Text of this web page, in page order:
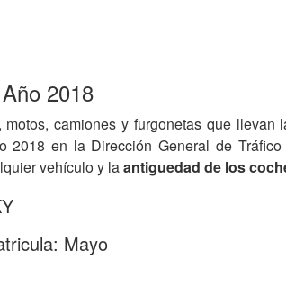
2018
motos, camiones y furgonetas que
2018 en la Dirección General de
vehículo y laantiguedad de los
Mayo